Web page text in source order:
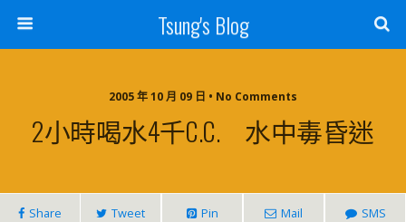
Tsung's Blog
2005 年 10 月 09 日 • No Comments
2小時喝水4千C.C. 水中毒昏迷
Share Tweet Pin Mail SMS